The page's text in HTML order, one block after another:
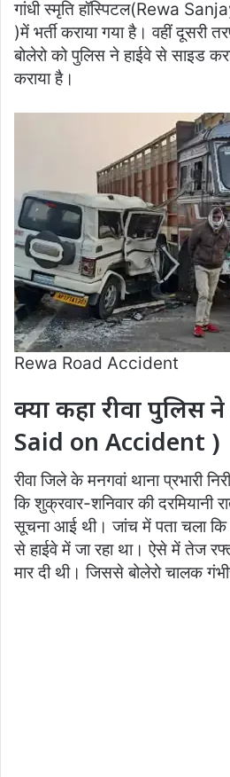
गांधी स्मृति हॉस्पिटल(Rewa
)में भर्ती कराया गया है। वहीं दूसरी
बोलेरो को पुलिस ने हाईवे से साइड
कराया है।
Rewa Road Accident
क्या कहा रीवा पुलिस
Said on Accident )
रीवा जिले के मनगवां थाना प्रभारी
कि शुक्रवार-शनिवार की दरमियानी
सूचना आई थी। जांच में पता चला कि
से हाईवे में जा रहा था। ऐसे में तेज
मार दी थी। जिससे बोलेरो चालक